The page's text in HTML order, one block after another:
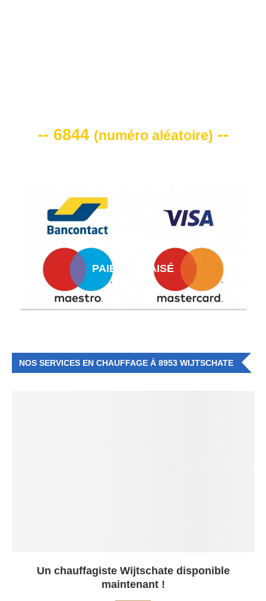
-- 6844 (numéro aléatoire) --
PAIEMENT AISÉ
NOS SERVICES EN CHAUFFAGE À 8953 WIJTSCHATE
Un chauffagiste Wijtschate disponible
maintenant !